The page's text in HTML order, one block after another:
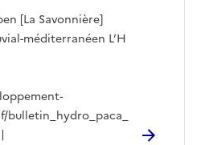
[La Savonnière]
méditerranéen L’H
bulletin_hydro_paca_